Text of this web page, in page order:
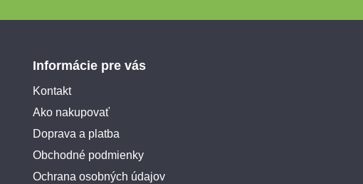
Informácie pre vás
Kontakt
Ako nakupovať
Doprava a platba
Obchodné podmienky
Ochrana osobných údajov